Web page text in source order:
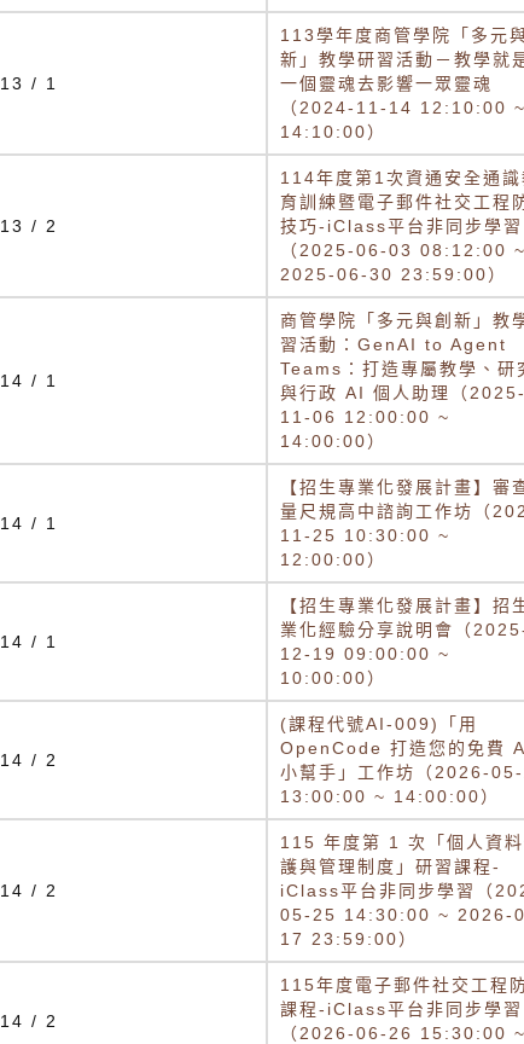
/ 1
113學年度商管學院「多元
新」教學研習活動－教學就
一個靈魂去影響一眾靈魂
（2024-11-14 12:10:00 ~
14:10:00）
/ 2
114年度第1次資通安全通識
育訓練暨電子郵件社交工程
技巧-iClass平台非同步學習
（2025-06-03 08:12:00 ~
2025-06-30 23:59:00）
/ 1
商管學院「多元與創新」教
習活動：GenAI to Agent
Teams：打造專屬教學、研
與行政 AI 個人助理（2025-
11-06 12:00:00 ~
14:00:00）
/ 1
【招生專業化發展計畫】審
量尺規高中諮詢工作坊（
11-25 10:30:00 ~
12:00:00）
/ 1
【招生專業化發展計畫】招
業化經驗分享說明會（
12-19 09:00:00 ~
10:00:00）
/ 2
(課程代號AI-009)「用
OpenCode 打造您的免費
小幫手」工作坊（2026-
13:00:00 ~ 14:00:00）
/ 2
115 年度第 1 次「個人資
護與管理制度」研習課程-
iClass平台非同步學習（
05-25 14:30:00 ~ 2026-
17 23:59:00）
/ 2
115年度電子郵件社交工程
課程-iClass平台非同步學習
（2026-06-26 15:30:00 ~